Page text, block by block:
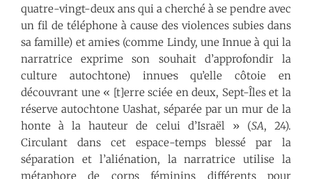
quatre-vingt-deux ans qui a cherché à se pendre avec
un fil de téléphone à cause des violences subies dans
sa famille) et ami·e·s (comme Lindy, une Innue à qui la
narratrice exprime son souhait d’approfondir la
culture autochtone) innu·e·s qu’elle côtoie en
découvrant une « [t]erre sciée en deux, Sept-Îles et la
réserve autochtone Uashat, séparée par un mur de la
honte à la hauteur de celui d’Israël » (SA, 24).
Circulant dans cet espace-temps blessé par la
séparation et l’aliénation, la narratrice utilise la
métaphore de corps féminins différents pour